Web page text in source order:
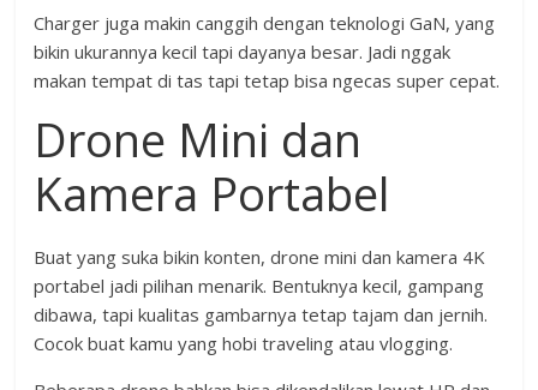
Charger juga makin canggih dengan teknologi GaN, yang
bikin ukurannya kecil tapi dayanya besar. Jadi nggak
makan tempat di tas tapi tetap bisa ngecas super cepat.
Drone Mini dan
Kamera Portabel
Buat yang suka bikin konten, drone mini dan kamera 4K
portabel jadi pilihan menarik. Bentuknya kecil, gampang
dibawa, tapi kualitas gambarnya tetap tajam dan jernih.
Cocok buat kamu yang hobi traveling atau vlogging.